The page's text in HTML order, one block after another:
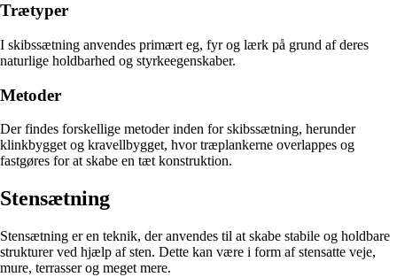
Trætyper
I skibssætning anvendes primært eg, fyr og lærk på grund af deres
naturlige holdbarhed og styrkeegenskaber.
Metoder
Der findes forskellige metoder inden for skibssætning, herunder
klinkbygget og kravellbygget, hvor træplankerne overlappes og
fastgøres for at skabe en tæt konstruktion.
Stensætning
Stensætning er en teknik, der anvendes til at skabe stabile og holdbare
strukturer ved hjælp af sten. Dette kan være i form af stensatte veje,
mure, terrasser og meget mere.